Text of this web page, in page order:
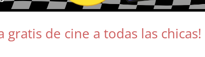
gratis de cine a todas las chicas!